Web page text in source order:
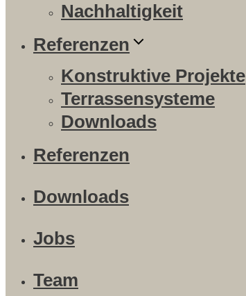
Nachhaltigkeit
Referenzen
Konstruktive Projekte
Terrassensysteme
Downloads
Referenzen
Downloads
Jobs
Team